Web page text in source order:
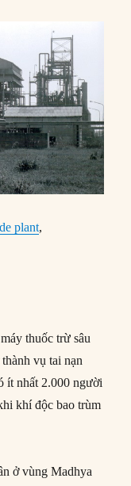
plant,
thuốc trừ sâu
vụ tai nạn
ít nhất 2.000 người
khí độc bao trùm
ở vùng Madhya